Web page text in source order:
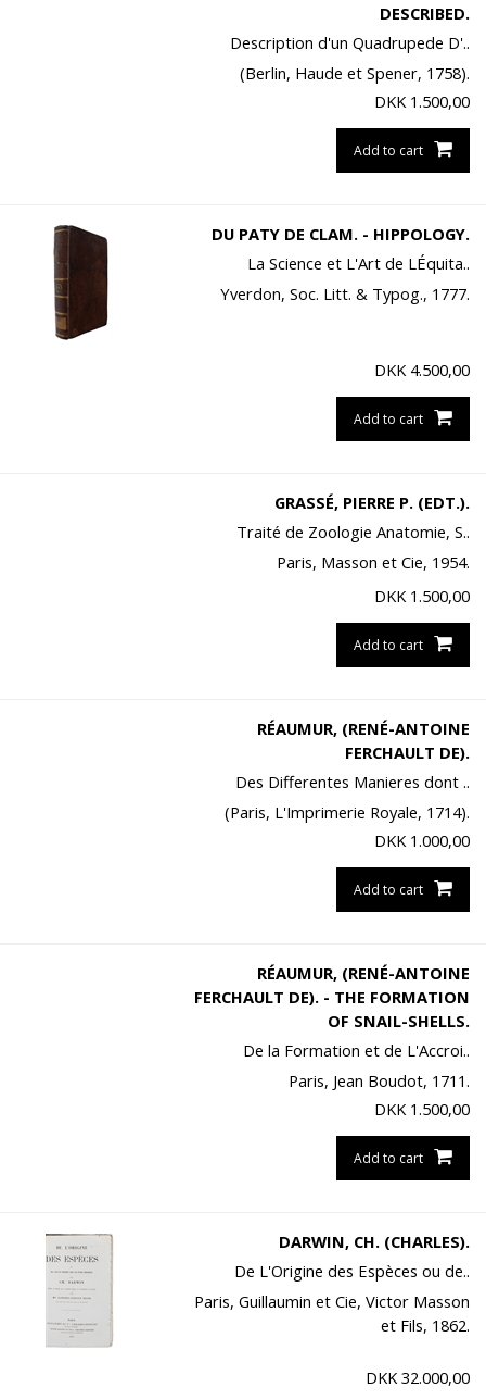
DESCRIBED.
Description d'un Quadrupede D'..
(Berlin, Haude et Spener, 1758).
DKK 1.500,00
Add to cart
DU PATY DE CLAM. - HIPPOLOGY.
La Science et L'Art de LÉquita..
Yverdon, Soc. Litt. & Typog., 1777.
DKK 4.500,00
Add to cart
GRASSÉ, PIERRE P. (EDT.).
Traité de Zoologie Anatomie, S..
Paris, Masson et Cie, 1954.
DKK 1.500,00
Add to cart
RÉAUMUR, (RENÉ-ANTOINE
FERCHAULT DE).
Des Differentes Manieres dont ..
(Paris, L'Imprimerie Royale, 1714).
DKK 1.000,00
Add to cart
RÉAUMUR, (RENÉ-ANTOINE
FERCHAULT DE). - THE FORMATION
OF SNAIL-SHELLS.
De la Formation et de L'Accroi..
Paris, Jean Boudot, 1711.
DKK 1.500,00
Add to cart
DARWIN, CH. (CHARLES).
De L'Origine des Espèces ou de..
Paris, Guillaumin et Cie, Victor Masson
et Fils, 1862.
DKK 32.000,00